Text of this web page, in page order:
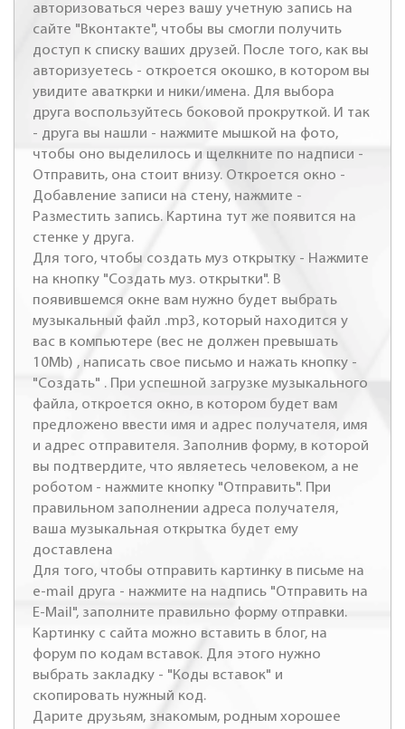
авторизоваться через вашу учетную запись на
сайте "Вконтакте", чтобы вы смогли получить
доступ к списку ваших друзей. После того, как вы
авторизуетесь - откроется окошко, в котором вы
увидите аваткрки и ники/имена. Для выбора
друга воспользуйтесь боковой прокруткой. И так
- друга вы нашли - нажмите мышкой на фото,
чтобы оно выделилось и щелкните по надписи -
Отправить, она стоит внизу. Откроется окно -
Добавление записи на стену, нажмите -
Разместить запись. Картина тут же появится на
стенке у друга.
Для того, чтобы создать муз открытку - Нажмите
на кнопку "Создать муз. открытки". В
появившемся окне вам нужно будет выбрать
музыкальный файл .mp3, который находится у
вас в компьютере (вес не должен превышать
10Mb) , написать свое письмо и нажать кнопку -
"Создать" . При успешной загрузке музыкального
файла, откроется окно, в котором будет вам
предложено ввести имя и адрес получателя, имя
и адрес отправителя. Заполнив форму, в которой
вы подтвердите, что являетесь человеком, а не
роботом - нажмите кнопку "Отправить". При
правильном заполнении адреса получателя,
ваша музыкальная открытка будет ему
доставлена
Для того, чтобы отправить картинку в письме на
e-mail друга - нажмите на надпись "Отправить на
E-Mail", заполните правильно форму отправки.
Картинку с сайта можно вставить в блог, на
форум по кодам вставок. Для этого нужно
выбрать закладку - "Коды вставок" и
скопировать нужный код.
Дарите друзьям, знакомым, родным хорошее